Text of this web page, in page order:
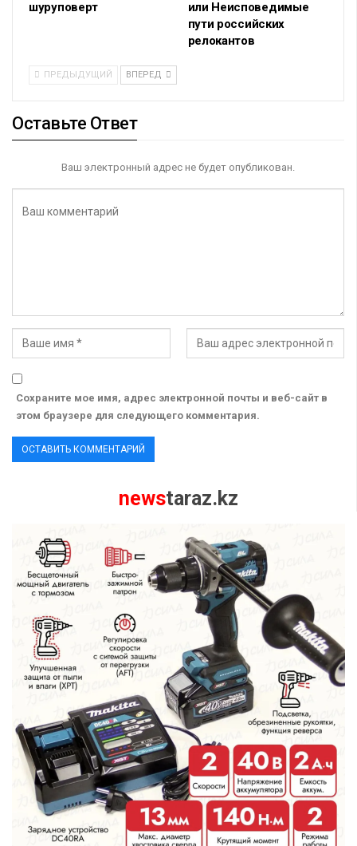
шуруповерт
или Неисповедимые
пути российских
релокантов
ПРЕДЫДУЩИЙ ВПЕРЕД
Оставьте Ответ
Ваш электронный адрес не будет опубликован.
Сохраните мое имя, адрес электронной почты и веб-сайт в
этом браузере для следующего комментария.
newstaraz.kz